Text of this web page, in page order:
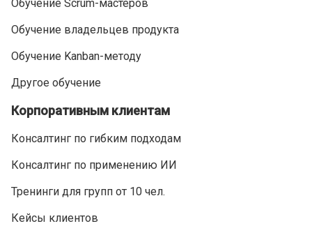
Обучение Scrum-мастеров
Обучение владельцев продукта
Обучение Kanban-методу
Другое обучение
Корпоративным клиентам
Консалтинг по гибким подходам
Консалтинг по применению ИИ
Тренинги для групп от 10 чел.
Кейсы клиентов